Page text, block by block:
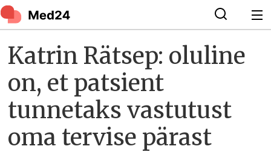
Katrin Rätsep: oluline
on, et patsient
tunnetaks vastutust
oma tervise pärast